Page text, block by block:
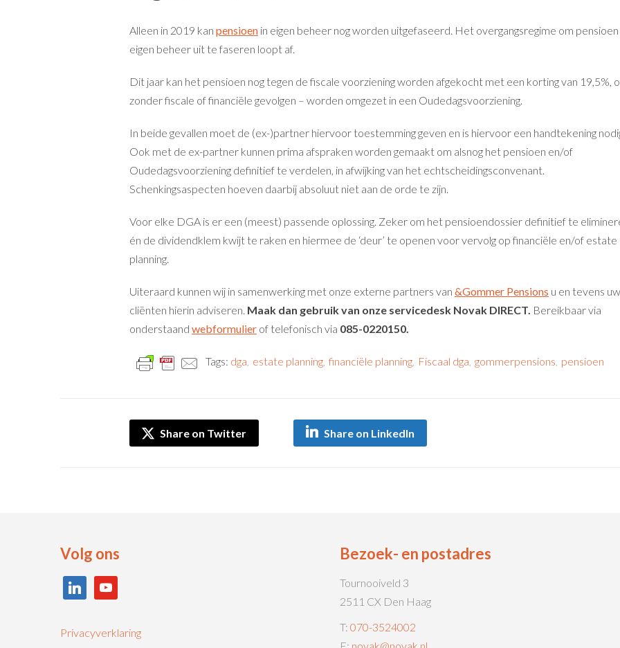
Alleen in 2019 kan pensioen in eigen beheer nog worden uitgefaseerd. Het overgangsregime om pensioen
eigen beheer uit te faseren loopt af.
Dit jaar kan het pensioen nog tegen de fiscale voorziening worden afgekocht met een korting van 19,5%,
zonder fiscale of financiële gevolgen – worden omgezet in een Oudedagsvoorziening.
In beide gevallen moet de (ex-)partner hiervoor toestemming geven en is hiervoor een handtekening
Ook met de ex-partner kunnen prima afspraken worden gemaakt om alsnog het pensioen en/of
Oudedagsvoorziening definitief te verdelen, in afwijking van het echtscheidingsconvenant.
Schenkingsaspecten hoeven daarbij absoluut niet aan de orde te zijn.
Voor elke DGA is er een (meest) passende oplossing. Zeker om het pensioendossier definitief te
én de dividendklem kwijt te raken en hiermee de ‘deur’ te openen voor vervolg op financiële en/of estate
planning.
Uiteraard kunnen wij in samenwerking met onze externe partners van &Gommer Pensions u en tevens uw
cliënten hierin adviseren. Maak dan gebruik van onze servicedesk Novak DIRECT. Bereikbaar via
onderstaand webformulier of telefonisch via 085-0220150.
Tags: dga estate planning financiële planning Fiscaal dga gommerpensions pensioen
Share on Twitter Share on LinkedIn
Volg ons
linkedin youtube
Privacyverklaring
Bezoek- en postadres
Tournooiveld 3
2511 CX Den Haag
T: 070-3524002